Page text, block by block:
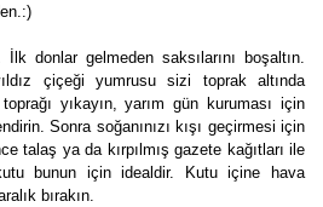
donlar gelmeden saksılarını boşaltın.
çiçeği yumrusu sizi toprak altında
yıkayın, yarım gün kuruması için
Sonra soğanınızı kışı geçirmesi için
talaş ya da kırpılmış gazete kağıtları ile
bunun için idealdir. Kutu içine hava
bırakın.